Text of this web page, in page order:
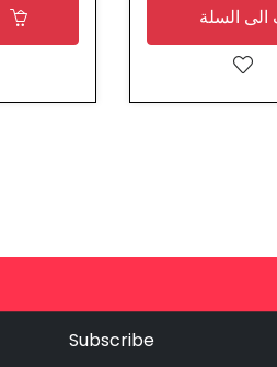
السلة
Subscribe